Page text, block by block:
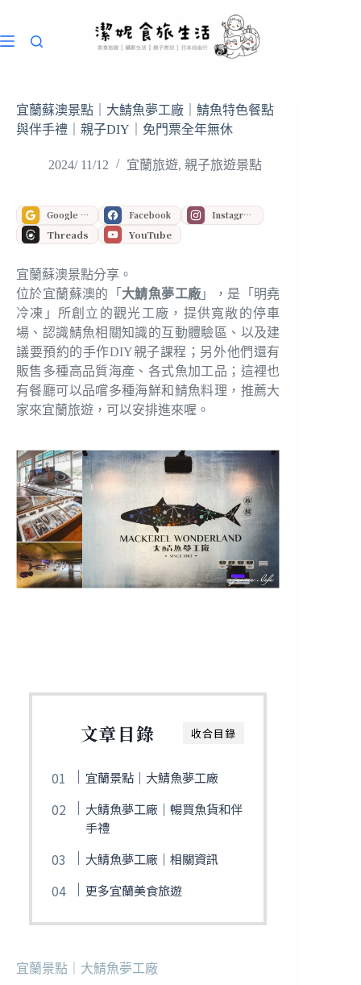
主
宜蘭蘇澳景點｜大鯖魚夢工廠｜鯖魚特色餐點
與伴手禮｜親子DIY｜免門票全年無休
2024/ 11/12 宜蘭旅遊, 親子旅遊景點
Google 偏好來源 Facebook Instagram
Threads YouTube
宜蘭蘇澳景點分享。
位於宜蘭蘇澳的「 大鯖魚夢工廠 」，是「明堯
冷凍」所創立的觀光工廠，提供寬敞的停車
場、認識鯖魚相關知識的互動體驗區、以及建
議要預約的手作DIY親子課程；另外他們還有
販售多種高品質海產、各式魚加工品；這裡也
有餐廳可以品嚐多種海鮮和鯖魚料理，推薦大
家來宜蘭旅遊，可以安排進來喔。
收合目錄
文章目錄
宜蘭景點｜大鯖魚夢工廠
大鯖魚夢工廠｜暢買魚貨和伴
手禮
大鯖魚夢工廠｜相關資訊
更多宜蘭美食旅遊
宜蘭景點｜大鯖魚夢工廠